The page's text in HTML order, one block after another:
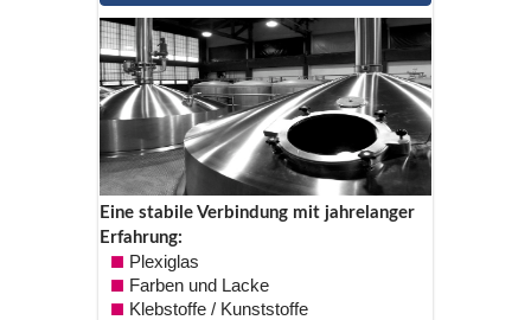
Eine stabile Verbindung mit jahrelanger
Erfahrung:
Plexiglas
Farben und Lacke
Klebstoffe / Kunststoffe